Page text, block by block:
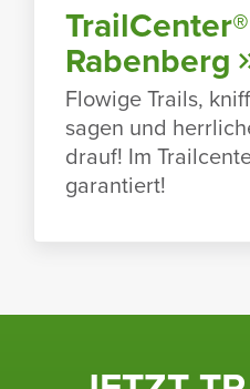
TrailCenter®
Raben­berg
Flowige Trails,
sagen und
drauf! Im
garan­tiert!